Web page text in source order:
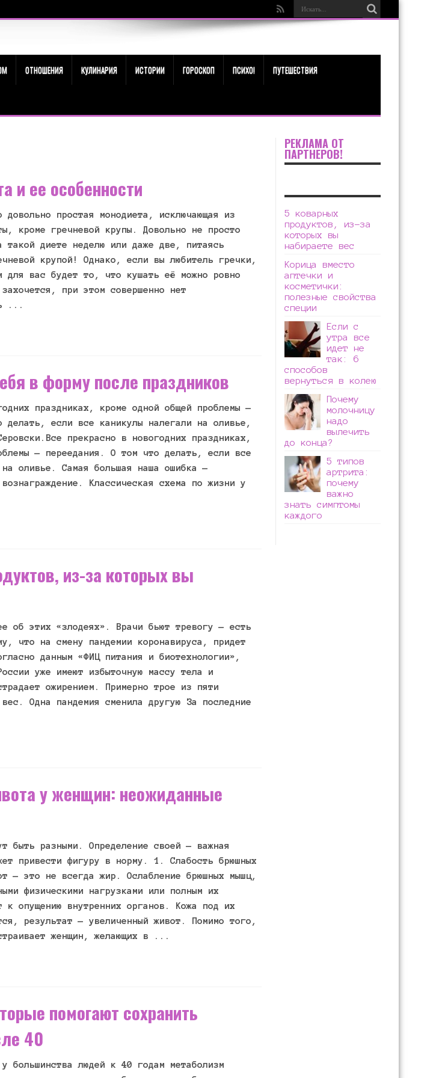
ОТНОШЕНИЯ КУЛИНАРИЯ ИСТОРИИ ГОРОСКОП ПСИХО! ПУТЕШЕСТВИЯ
и ее особенности
довольно простая монодиета, исключающая из
кроме гречневой крупы. Довольно не просто
такой диете неделю или даже две, питаясь
крупой! Однако, если вы любитель гречки,
для вас будет то, что кушать её можно ровно
при этом совершенно нет
...
в форму после праздников
праздниках, кроме одной общей проблемы —
делать, если все каникулы налегали на оливье,
прекрасно в новогодних праздниках,
— переедания. О том что делать, если все
оливье. Самая большая наша ошибка —
Классическая схема по жизни у
из-за которых вы
об этих «злодеях». Врачи бьют тревогу — есть
что на смену пандемии коронавируса, придет
данным «ФИЦ питания и биотехнологии»,
уже имеют избыточную массу тела и
ожирением. Примерно трое из пяти
Одна пандемия сменила другую За последние
у женщин: неожиданные
быть разными. Определение своей — важная
привести фигуру в норму. 1. Слабость брюшных
— это не всегда жир. Ослабление брюшных мышц,
физическими нагрузками или полным их
к опущению внутренних органов. Кожа под их
результат — увеличенный живот. Помимо того,
женщин, желающих в ...
помогают сохранить
40
большинства людей к 40 годам метаболизм
РЕКЛАМА ОТ
ПАРТНЕРОВ!
5 коварных
продуктов, из-за
которых вы
набираете вес
Корица вместо
аптечки и
косметички:
полезные свойства
специи
Если с
утра все
идет не
так: 6
способов
вернуться в колею
Почему
молочницу
надо
вылечить
до конца?
5 типов
артрита:
почему
важно
знать симптомы
каждого